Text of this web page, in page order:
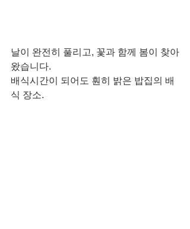
날이 완전히 풀리고, 꽃과 함께 봄이 찾아
왔습니다.
배식시간이 되어도 훤히 밝은 밥집의 배
식 장소.